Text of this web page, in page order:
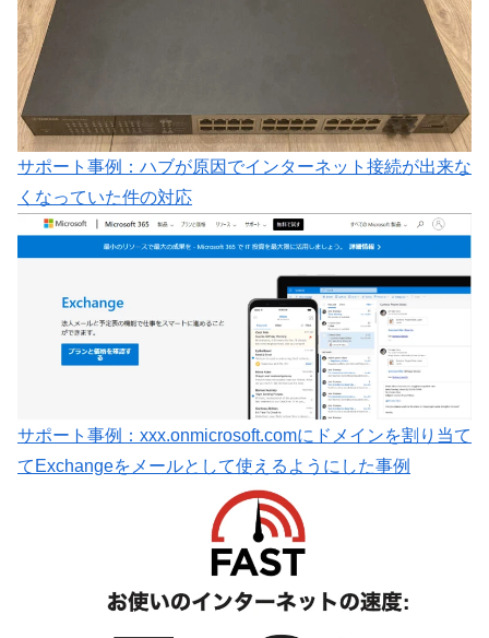
サポート事例：ハブが原因でインターネット接続が出来な
くなっていた件の対応
サポート事例：xxx.onmicrosoft.comにドメインを割り当て
てExchangeをメールとして使えるようにした事例